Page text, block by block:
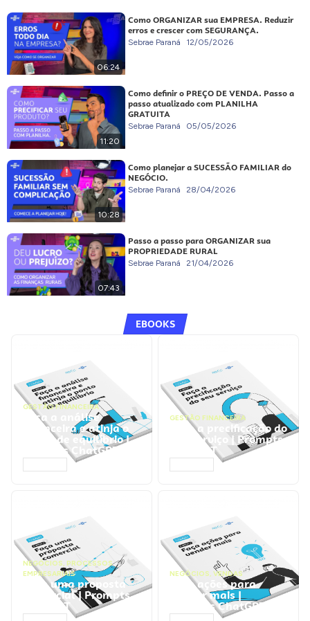
06:24
Como ORGANIZAR sua EMPRESA. Reduzir
erros e crescer com SEGURANÇA.
Sebrae Paraná 12/05/2026
11:20
Como definir o PREÇO DE VENDA. Passo a
passo atualizado com PLANILHA
GRATUITA
Sebrae Paraná 05/05/2026
10:28
Como planejar a SUCESSÃO FAMILIAR do
NEGÓCIO.
Sebrae Paraná 28/04/2026
07:43
Passo a passo para ORGANIZAR sua
PROPRIEDADE RURAL
Sebrae Paraná 21/04/2026
EBOOKS
GESTÃO FINANCEIRA
Faça a análise
financeira e atinja o
ponto de equilíbrio |
Prompts ChatGPT
GESTÃO FINANCEIRA
Faça a precificação do
seu serviço | Prompts
ChatGPT
NEGÓCIOS, PROCESSOS
EMPRESARIAIS
Faça uma proposta
comercial | Prompts
ChatGPT
NEGÓCIOS, VENDAS
Faça ações para
vender mais |
Prompts ChatGPT